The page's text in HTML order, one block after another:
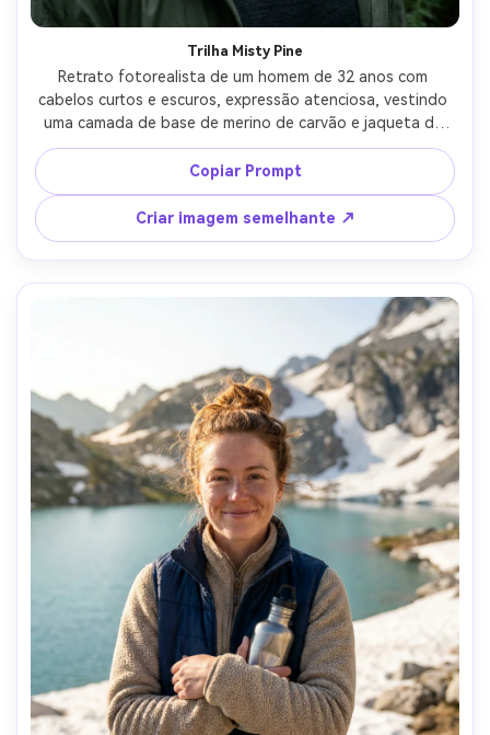
Trilha Misty Pine
Retrato fotorealista de um homem de 32 anos com
cabelos curtos e escuros, expressão atenciosa, vestindo
uma camada de base de merino de carvão e jaqueta de
chuva com capuz para baixo, em pé em uma trilha de
floresta de pinheiros nebulosa com orvalho em agulhas,
suave iluminação nublada difusa, Canon R5, 50mm f/1.8,
neblina de fundo sutil, ângulo ao nível dos olhos, corte
apertado de cabeça e ombros, verdes cinematográficos
humorosos, textura realista da pele, falha de sombra
natural, olhos afiados, alta resolução- -ar 4:5
Copiar Prompt
Criar imagem semelhante ↗